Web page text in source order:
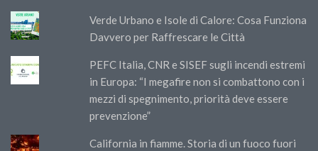
Verde Urbano e Isole di Calore: Cosa Funziona
Davvero per Raffrescare le Città
PEFC Italia, CNR e SISEF sugli incendi estremi
in Europa: “I megafire non si combattono con i
mezzi di spegnimento, priorità deve essere
prevenzione”
California in fiamme. Storia di un fuoco fuori